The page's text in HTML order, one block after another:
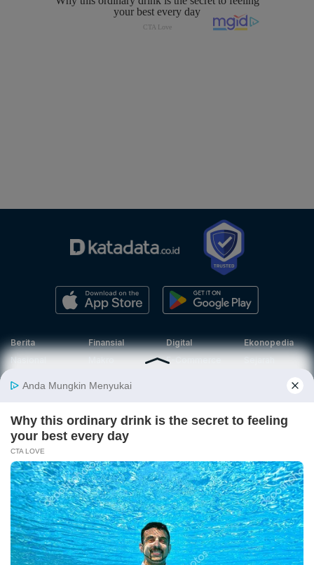
Berita
Nasional
Internasional
Finansial
Makro
Bursa
Digital
E-Commerce
Teknologi
Ekonopedia
Sejarah
Ekonomi
Ekonomi
Hijau
Energi Baru
Ekonomi
Sirkular
Investasi
Hijau
Jurnalisme
Infografik
Analisis
Cek Data
Telaah
Opini
Wawancara
Laporan
Khusus
Wawancara
Katalogue
Foto
Podcast
Info
Indeks